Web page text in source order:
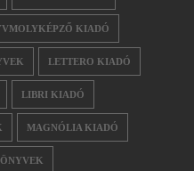
KIADÓ
LETTERO KIADÓ
LIBRI KIADÓ
MAGNÓLIA KIADÓ